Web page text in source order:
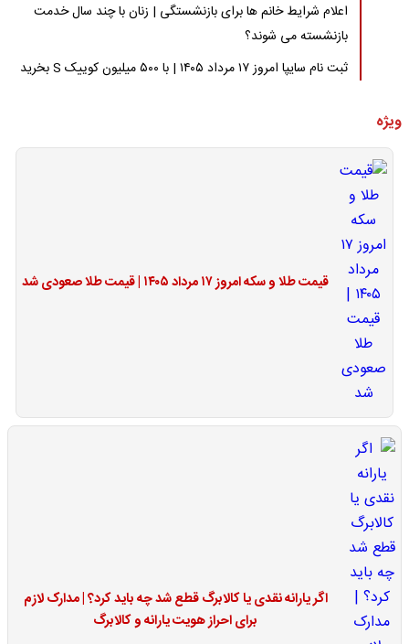
اعلام شرایط خانم ها برای بازنشستگی | زنان با چند سال خدمت
بازنشسته می شوند؟
ثبت نام سایپا امروز ۱۷ مرداد ۱۴۰۵ | با ۵۰۰ میلیون کوییک S بخرید
ویژه
قیمت طلا و سکه امروز ۱۷ مرداد ۱۴۰۵ | قیمت طلا صعودی شد
اگر یارانه نقدی یا کالابرگ قطع شد چه باید کرد؟ | مدارک لازم
برای احراز هویت یارانه و کالابرگ